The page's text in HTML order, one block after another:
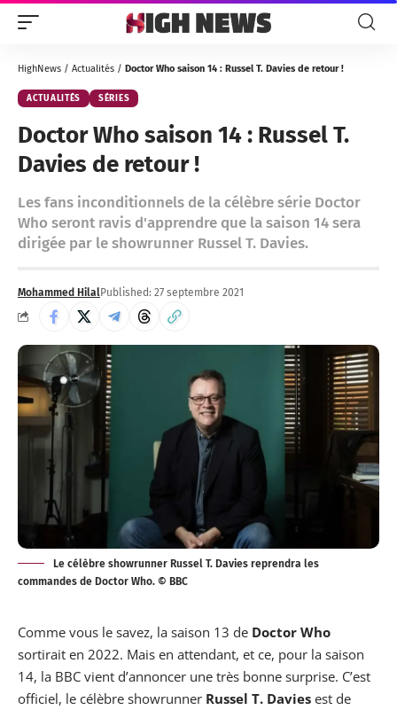
HighNews / Actualités / Doctor Who saison 14 : Russel T. Davies de retour !
ACTUALITÉS SÉRIES
Doctor Who saison 14 : Russel T.
Davies de retour !
Les fans inconditionnels de la célèbre série Doctor
Who seront ravis d'apprendre que la saison 14 sera
dirigée par le showrunner Russel T. Davies.
Mohammed HilalPublished: 27 septembre 2021
Le célèbre showrunner Russel T. Davies reprendra les
commandes de Doctor Who. © BBC
Comme vous le savez, la saison 13 de Doctor Who
sortirait en 2022. Mais en attendant, et ce, pour la saison
14, la BBC vient d’annoncer une très bonne surprise. C’est
officiel, le célèbre showrunner Russel T. Davies est de